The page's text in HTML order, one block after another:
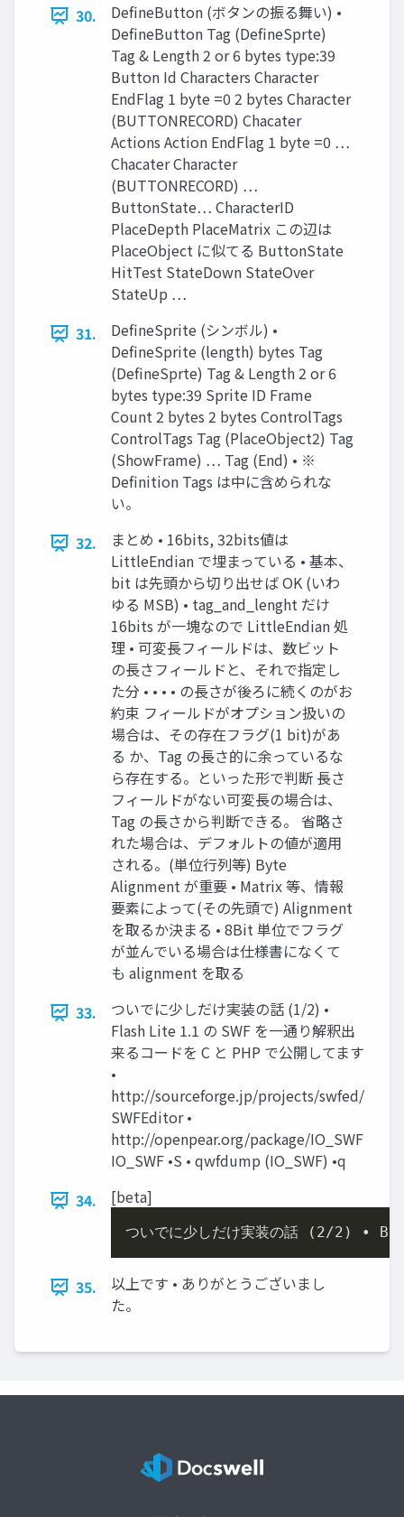
30.
DefineButton (ボタンの振る舞い) •
DefineButton Tag (DefineSprte)
Tag & Length 2 or 6 bytes type:39
Button Id Characters Character
EndFlag 1 byte =0 2 bytes Character
(BUTTONRECORD) Chacater
Actions Action EndFlag 1 byte =0 …
Chacater Character
(BUTTONRECORD) …
ButtonState… CharacterID
PlaceDepth PlaceMatrix この辺は
PlaceObject に似てる ButtonState
HitTest StateDown StateOver
StateUp …
31.
DefineSprite (シンボル) •
DefineSprite (length) bytes Tag
(DefineSprte) Tag & Length 2 or 6
bytes type:39 Sprite ID Frame
Count 2 bytes 2 bytes ControlTags
ControlTags Tag (PlaceObject2) Tag
(ShowFrame) … Tag (End) • ※
Definition Tags は中に含められな
い。
32.
まとめ • 16bits, 32bits値は
LittleEndian で埋まっている • 基本、
bit は先頭から切り出せば OK (いわ
ゆる MSB) • tag_and_lenght だけ
16bits が一塊なので LittleEndian 処
理 • 可変長フィールドは、数ビット
の長さフィールドと、それで指定し
た分 • • • • の長さが後ろに続くのがお
約束 フィールドがオプション扱いの
場合は、その存在フラグ(1 bit)があ
る か、Tag の長さ的に余っているな
ら存在する。といった形で判断 長さ
フィールドがない可変長の場合は、
Tag の長さから判断できる。 省略さ
れた場合は、デフォルトの値が適用
される。(単位行列等) Byte
Alignment が重要 • Matrix 等、情報
要素によって(その先頭で) Alignment
を取るか決まる • 8Bit 単位でフラグ
が並んでいる場合は仕様書になくて
も alignment を取る
33.
ついでに少しだけ実装の話 (1/2) •
Flash Lite 1.1 の SWF を一通り解釈出
来るコードを C と PHP で公開してます
•
http://sourceforge.jp/projects/swfed/
SWFEditor •
http://openpear.org/package/IO_SWF
IO_SWF •S • qwfdump (IO_SWF) •q
34.
[beta]
ついでに少しだけ実装の話 ( 2/2 ) •
35.
以上です • ありがとうございまし
た。